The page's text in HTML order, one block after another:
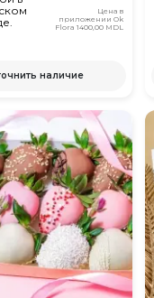
Цена в
приложении Ok
Flora 1400,00 MDL
наличие